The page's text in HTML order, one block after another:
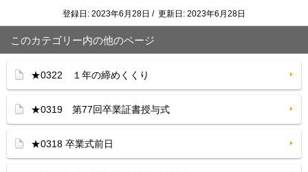
登録日: 2023年6月28日 / 更新日: 2023年6月28日
このカテゴリー内の他のページ
★0322 １年の締めくくり
★0319 第77回卒業証書授与式
★0318 卒業式前日